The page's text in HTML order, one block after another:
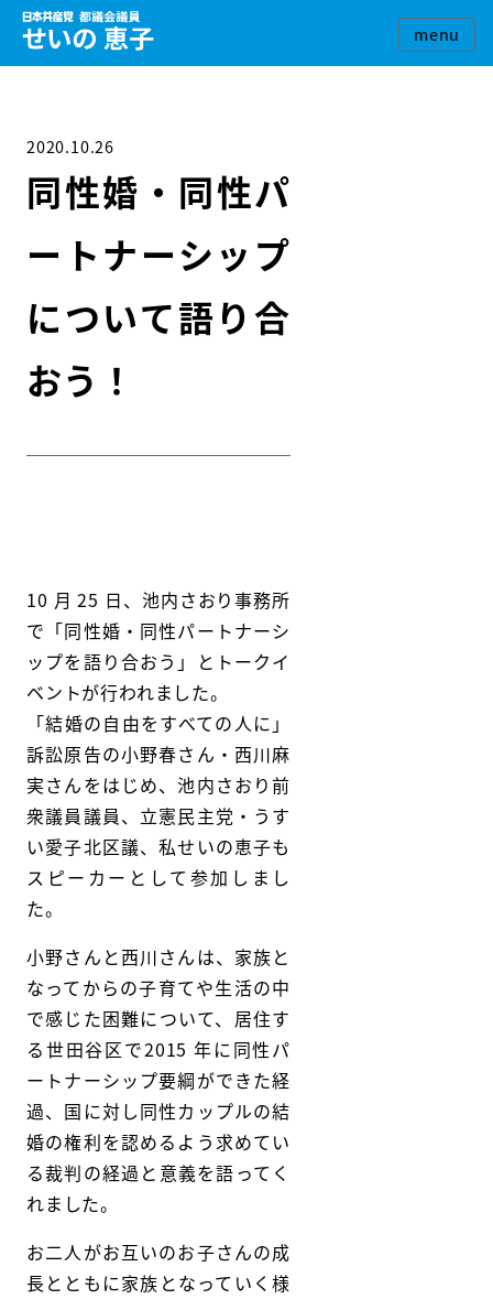
2020.10.26
同性婚・同性パ
ートナーシップ
について語り合
おう！
10 月 25 日、池内さおり事務所
で「同性婚・同性パートナーシ
ップを語り合おう」とトークイ
ベントが行われました。
「結婚の自由をすべての人に」
訴訟原告の小野春さん・西川麻
実さんをはじめ、池内さおり前
衆議員議員、立憲民主党・うす
い愛子北区議、私せいの恵子も
スピーカーとして参加しまし
た。
小野さんと西川さんは、家族と
なってからの子育てや生活の中
で感じた困難について、居住す
る世田谷区で2015 年に同性パ
ートナーシップ要綱ができた経
過、国に対し同性カップルの結
婚の権利を認めるよう求めてい
る裁判の経過と意義を語ってく
れました。
お二人がお互いのお子さんの成
長とともに家族となっていく様